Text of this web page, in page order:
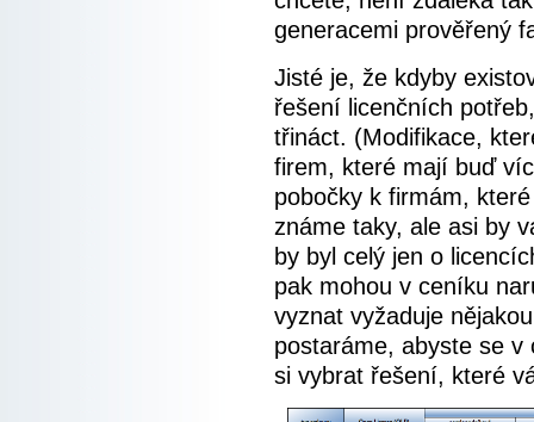
generacemi prověřený
Jisté je, že kdyby
řešení licenčních
třináct. (Modifikace,
firem, které mají buď
pobočky k firmám,
známe taky, ale asi by
by byl celý jen o
pak mohou v ceníku
vyznat vyžaduje
postaráme, abyste se v
si vybrat řešení, které